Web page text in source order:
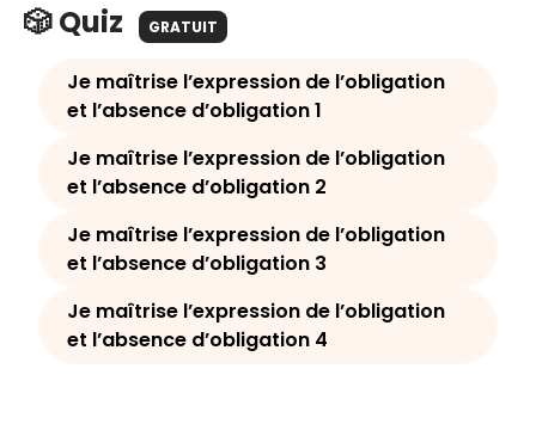
🎲 Quiz GRATUIT
Je maîtrise l’expression de l’obligation
et l’absence d’obligation 1
Je maîtrise l’expression de l’obligation
et l’absence d’obligation 2
Je maîtrise l’expression de l’obligation
et l’absence d’obligation 3
Je maîtrise l’expression de l’obligation
et l’absence d’obligation 4